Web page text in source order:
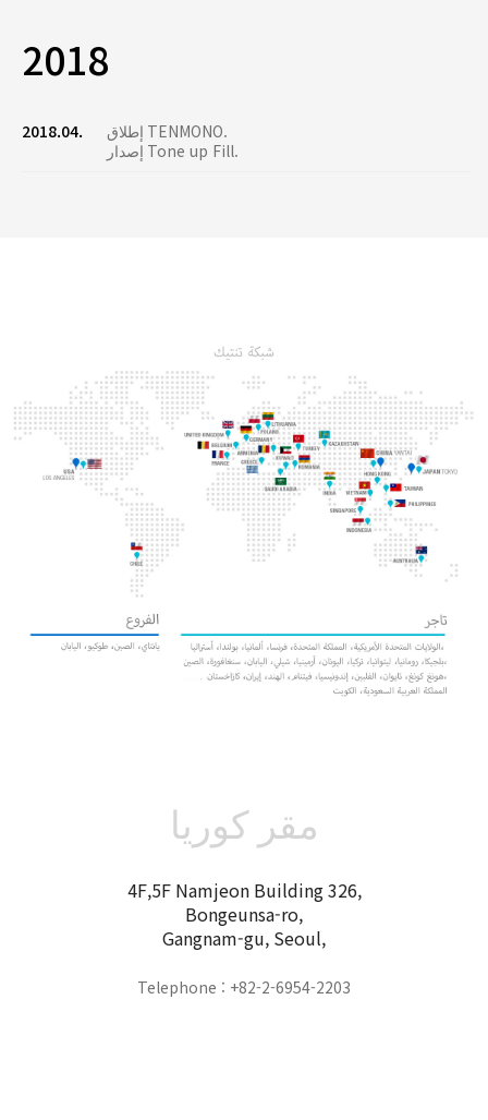
2018
2018.04.
إطلاق TENMONO.
إصدار Tone up Fill.
مقر كوريا
4F,5F Namjeon Building 326,
Bongeunsa-ro,
Gangnam-gu, Seoul,
Telephone : +82-2-6954-2203